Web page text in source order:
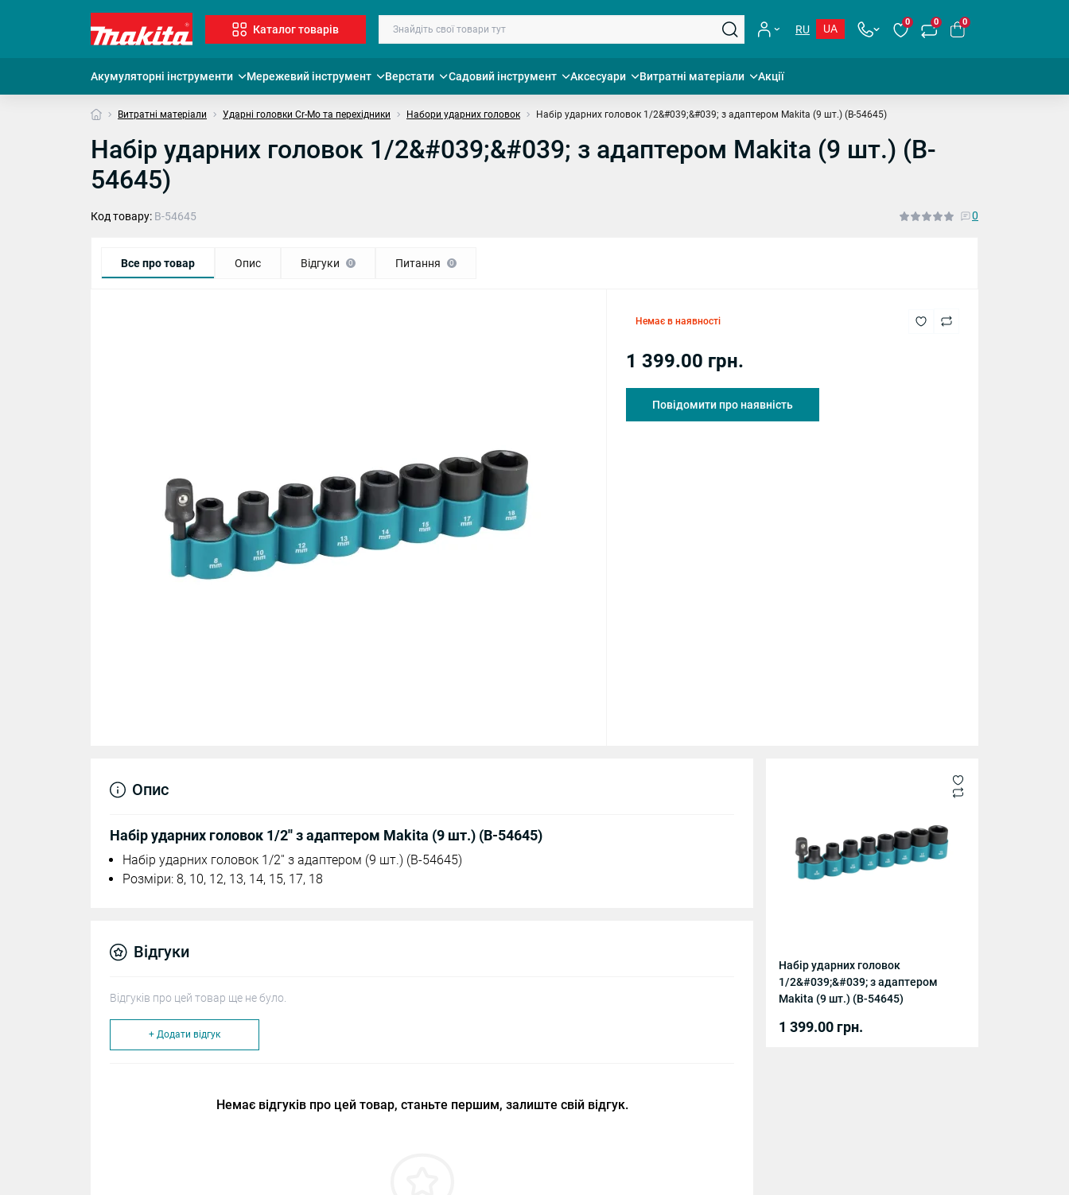
Каталог товарів RU UA
0 0 0
Акумуляторні інструменти Мережевий інструмент Верстати Садовий інструмент Аксесуари Витратні матеріали Акції
Витратні матеріали Ударні головки Cr-Mo та перехідники Набори ударних головок Набір ударних головок 1/2&#039;&#039; з адаптером Makita (9 шт.) (B-54645)
Набір ударних головок 1/2&#039;&#039; з адаптером Makita (9 шт.) (B-
54645)
Код товару: B-54645 0
Все про товар Опис Відгуки 0 Питання 0
Немає в наявності
1 399.00 грн.
Повідомити про наявність
Набір ударних головок
1/2&#039;&#039; з адаптером
Makita (9 шт.) (B-54645)
1 399.00 грн.
Опис
Набір ударних головок 1/2'' з адаптером Makita (9 шт.) (B-54645)
Набір ударних головок 1/2'' з адаптером (9 шт.) (B-54645)
Розміри: 8, 10, 12, 13, 14, 15, 17, 18
Відгуки
Відгуків про цей товар ще не було.
+ Додати відгук
Немає відгуків про цей товар, станьте першим, залиште свій відгук.